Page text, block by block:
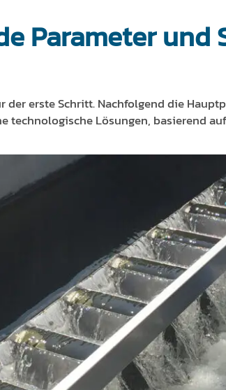
Parameter und
der erste Schritt. Nachfolgend die
technologische Lösungen, basierend